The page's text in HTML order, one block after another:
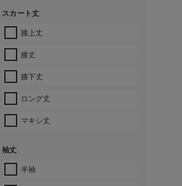
スカート丈
膝上丈
膝丈
膝下丈
ロング丈
マキシ丈
袖丈
半袖